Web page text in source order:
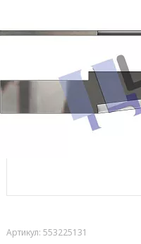
Артикул: 553225131